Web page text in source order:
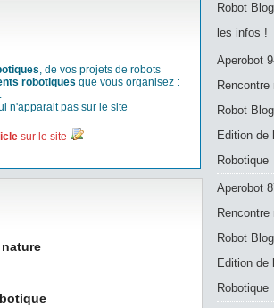
, de vos projets de robots
robotiques que vous organisez :
n'apparait pas sur le site
sur le site
Robot Blog
les infos !
Aperobot
Rencontre
Robot Blog
Edition de
Robotique
Aperobot
Rencontre
Robot Blog
Edition de
Robotique